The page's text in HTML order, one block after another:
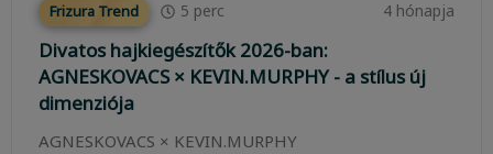
Frizura Trend 5 perc 4 hónapja
Divatos hajkiegészítők 2026-ban:
AGNESKOVACS × KEVIN.MURPHY - a stílus új
dimenziója
AGNESKOVACS × KEVIN.MURPHY